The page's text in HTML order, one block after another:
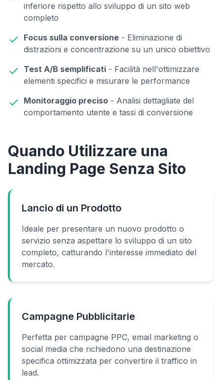
inferiore rispetto allo sviluppo di un sito web
completo
Focus sulla conversione - Eliminazione di
distrazioni e concentrazione su un unico obiettivo
Test A/B semplificati - Facilità nell'ottimizzare
elementi specifici e misurare le performance
Monitoraggio preciso - Analisi dettagliate del
comportamento utente e tassi di conversione
Quando Utilizzare una
Landing Page Senza Sito
Lancio di un Prodotto
Ideale per presentare un nuovo prodotto o
servizio senza aspettare lo sviluppo di un sito
completo, catturando l'interesse immediato del
mercato.
Campagne Pubblicitarie
Perfetta per campagne PPC, email marketing o
social media che richiedono una destinazione
specifica ottimizzata per convertire il traffico in
lead.